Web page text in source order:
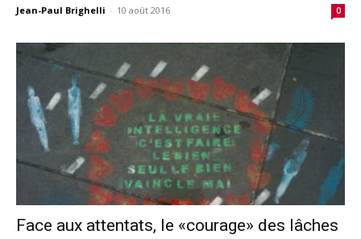
Jean-Paul Brighelli - 10 août 2016 0
Face aux attentats, le «courage» des lâches